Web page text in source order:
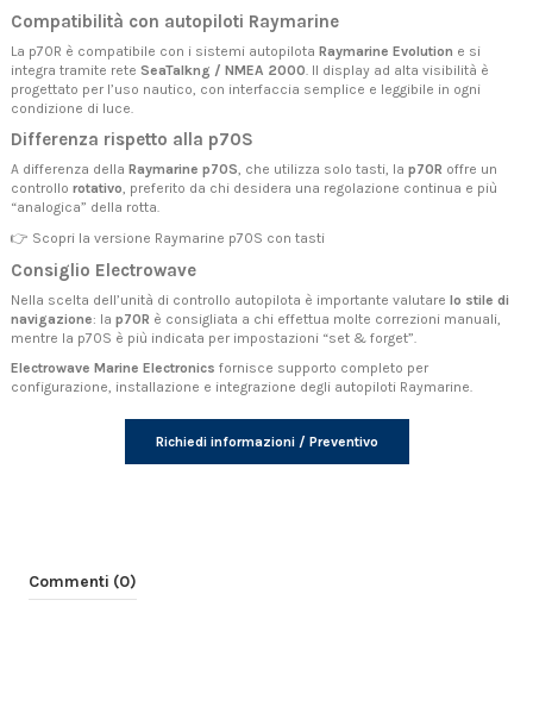
Compatibilità con autopiloti Raymarine
La p70R è compatibile con i sistemi autopilota Raymarine Evolution e si
integra tramite rete SeaTalkng / NMEA 2000. Il display ad alta visibilità è
progettato per l’uso nautico, con interfaccia semplice e leggibile in ogni
condizione di luce.
Differenza rispetto alla p70S
A differenza della Raymarine p70S, che utilizza solo tasti, la p70R offre un
controllo rotativo, preferito da chi desidera una regolazione continua e più
“analogica” della rotta.
👉 Scopri la versione Raymarine p70S con tasti
Consiglio Electrowave
Nella scelta dell’unità di controllo autopilota è importante valutare lo stile di
navigazione: la p70R è consigliata a chi effettua molte correzioni manuali,
mentre la p70S è più indicata per impostazioni “set & forget”.
Electrowave Marine Electronics fornisce supporto completo per
configurazione, installazione e integrazione degli autopiloti Raymarine.
Richiedi informazioni / Preventivo
Commenti (0)